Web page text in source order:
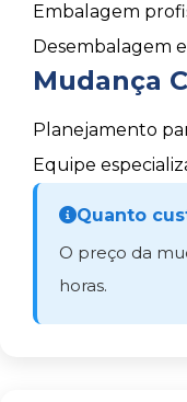
Embalagem
Desembalagem
Mudança
Planejamento
Equipe
Quanto
O preço da
horas.